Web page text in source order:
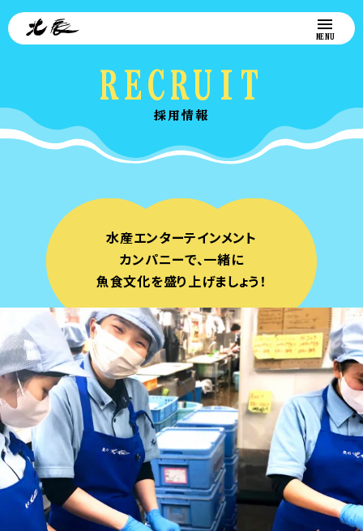
RECRUIT
採用情報
水産エンターテインメント
カンパニーで、一緒に
魚食文化を盛り上げましょう！